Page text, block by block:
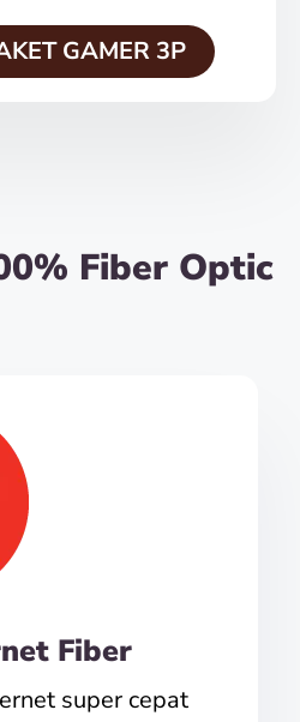
GAMER 3P
Fiber Optic
Fiber
super cepat